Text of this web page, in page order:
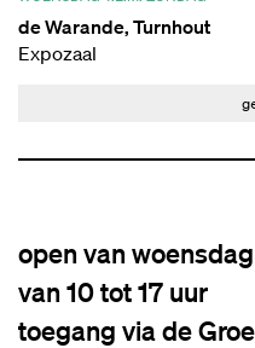
de Warande, Turnhout
Expozaal
open van
van 10 tot 17 uur
toegang via de